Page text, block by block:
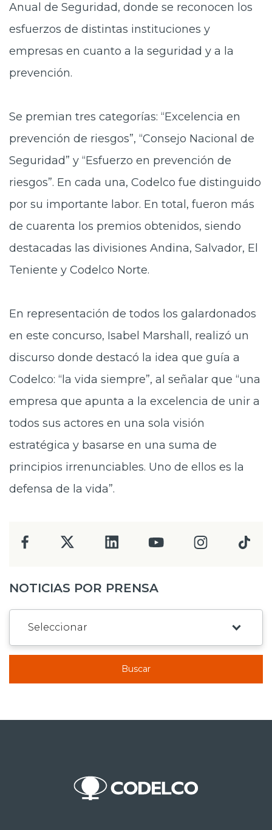
Anual de Seguridad, donde se reconocen los
esfuerzos de distintas instituciones y
empresas en cuanto a la seguridad y a la
prevención.
Se premian tres categorías: “Excelencia en
prevención de riesgos”, “Consejo Nacional de
Seguridad” y “Esfuerzo en prevención de
riesgos”. En cada una, Codelco fue distinguido
por su importante labor. En total, fueron más
de cuarenta los premios obtenidos, siendo
destacadas las divisiones Andina, Salvador, El
Teniente y Codelco Norte.
En representación de todos los galardonados
en este concurso, Isabel Marshall, realizó un
discurso donde destacó la idea que guía a
Codelco: “la vida siempre”, al señalar que “una
empresa que apunta a la excelencia de unir a
todos sus actores en una sola visión
estratégica y basarse en una suma de
principios irrenunciables. Uno de ellos es la
defensa de la vida”.
NOTICIAS POR PRENSA
Buscar